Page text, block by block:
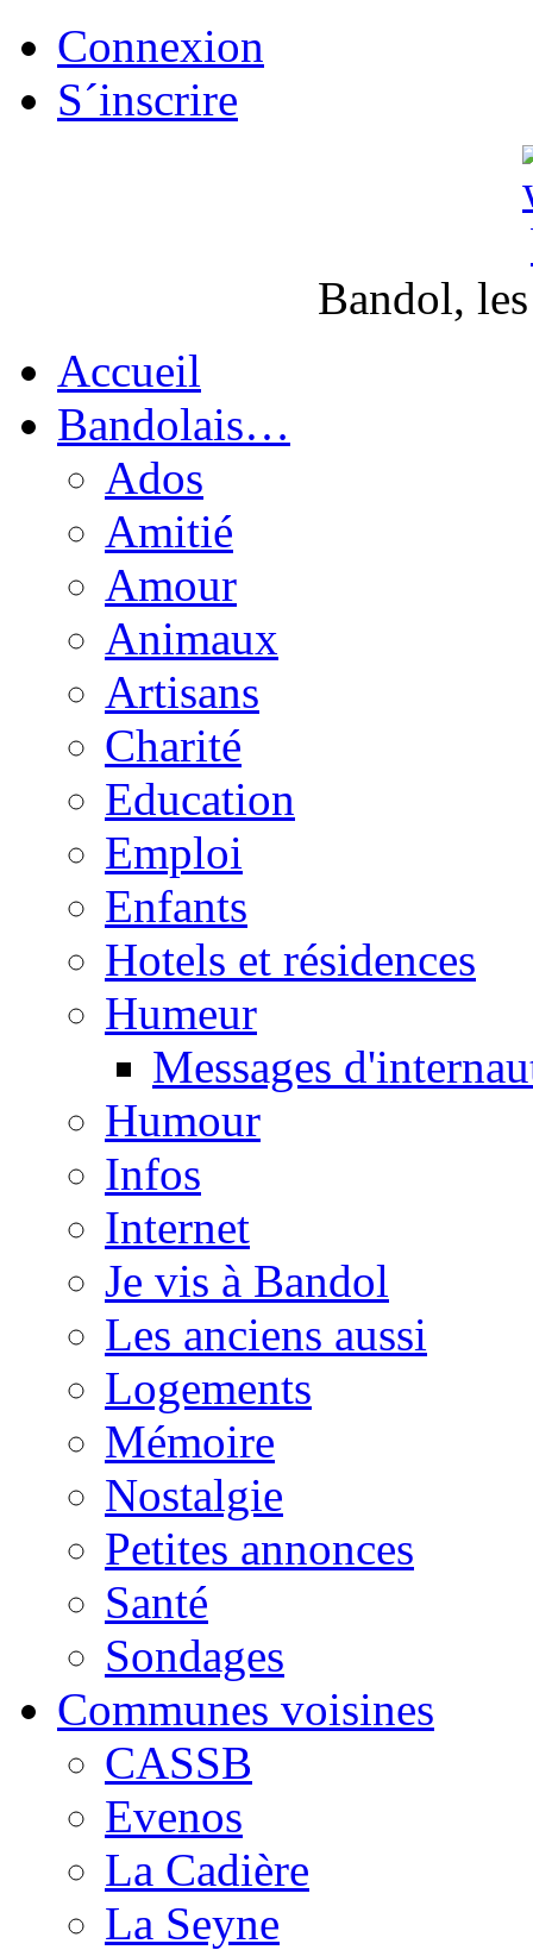
Connexion
S´inscrire
Bandol,
Accueil
Bandolais…
Ados
Amitié
Amour
Animaux
Artisans
Charité
Education
Emploi
Enfants
Hotels et résidences
Humeur
Messages
Humour
Infos
Internet
Je vis à Bandol
Les anciens aussi
Logements
Mémoire
Nostalgie
Petites annonces
Santé
Sondages
Communes voisines
CASSB
Evenos
La Cadière
La Seyne